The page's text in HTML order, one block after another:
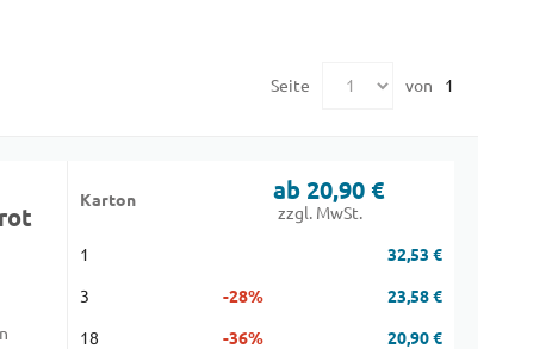
Seite von 1
Karton ab 20,90 €
zzgl. MwSt.
1 32,53 €
3 -28% 23,58 €
18 -36% 20,90 €